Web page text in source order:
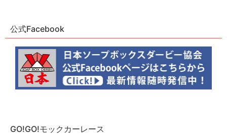
公式Facebook
GO!GO!モックカーレース